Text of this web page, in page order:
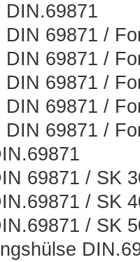
DIN.69871
69871 /
69871 /
69871 /
69871 /
69871 /
69871 / SK
/ SK
/ SK